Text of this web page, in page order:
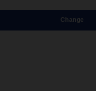
Change